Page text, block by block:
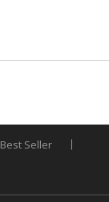
Best Seller